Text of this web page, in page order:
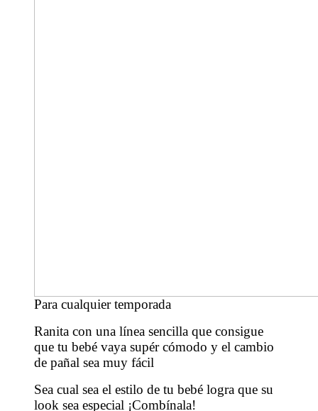
Para cualquier temporada
Ranita con una línea sencilla que consigue
que tu bebé vaya supér cómodo y el cambio
de pañal sea muy fácil
Sea cual sea el estilo de tu bebé logra que su
look sea especial ¡Combínala!